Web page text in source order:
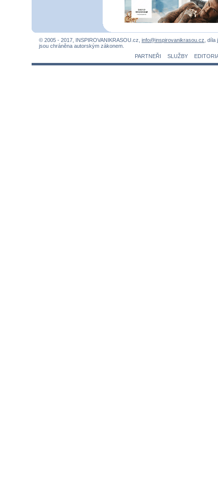
© 2005 - 2017, INSPIROVANIKRASOU.cz, info@inspirovanikrasou.cz ,
jsou chráněna autorským zákonem.
PARTNEŘI
SLUŽBY